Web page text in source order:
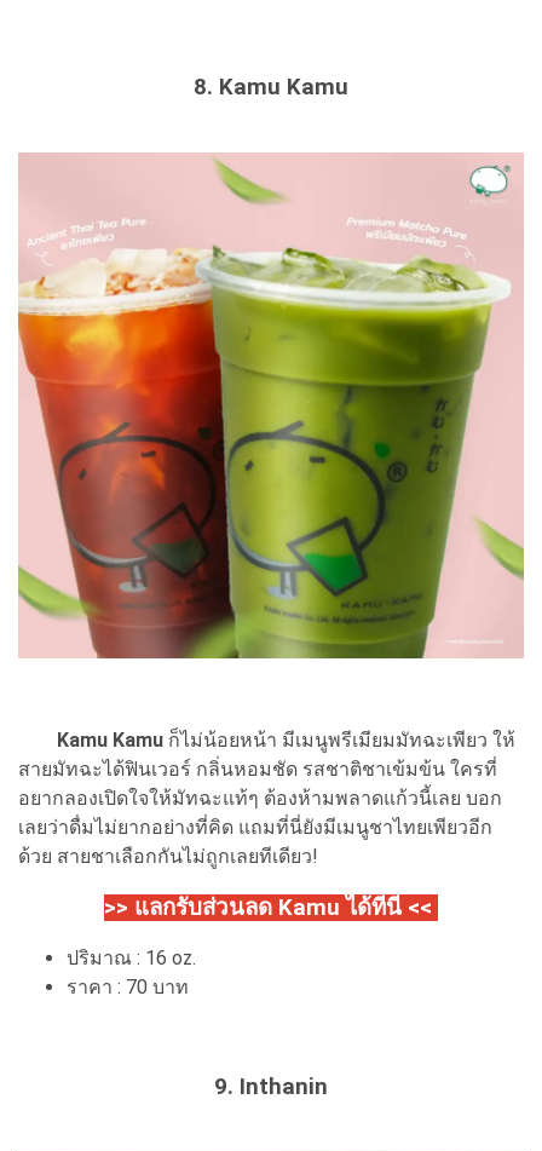
8. Kamu Kamu
Kamu Kamu ก็ไม่น้อยหน้า มีเมนูพรีเมียมมัทฉะเพียว ให้
สายมัทฉะได้ฟินเวอร์ กลิ่นหอมชัด รสชาติชาเข้มข้น ใครที่
อยากลองเปิดใจให้มัทฉะแท้ๆ ต้องห้ามพลาดแก้วนี้เลย บอก
เลยว่าดื่มไม่ยากอย่างที่คิด แถมที่นี่ยังมีเมนูชาไทยเพียวอีก
ด้วย สายชาเลือกกันไม่ถูกเลยทีเดียว!
>> แลกรับส่วนลด Kamu ได้ที่นี่ <<
ปริมาณ : 16 oz.
ราคา : 70 บาท
9. Inthanin